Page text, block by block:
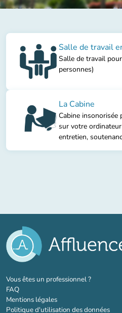
Salle de travail
Salle de travail
personnes)
La Cabine
Cabine insonorisée
sur votre
entretien,
Vous êtes un professionnel ?(nouvel
FAQ
Mentions légales
Politique d'utilisation des données